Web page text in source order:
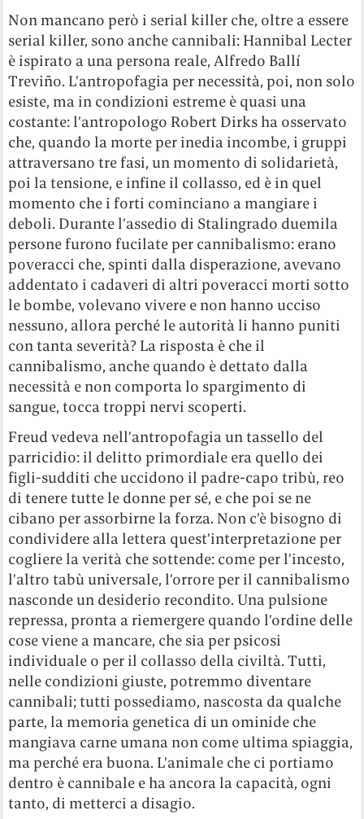
Non mancano però i serial killer che, oltre a essere
serial killer, sono anche cannibali: Hannibal Lecter
è ispirato a una persona reale, Alfredo Ballí
Treviño. L’antropofagia per necessità, poi, non solo
esiste, ma in condizioni estreme è quasi una
costante: l’antropologo Robert Dirks ha osservato
che, quando la morte per inedia incombe, i gruppi
attraversano tre fasi, un momento di solidarietà,
poi la tensione, e infine il collasso, ed è in quel
momento che i forti cominciano a mangiare i
deboli. Durante l’assedio di Stalingrado duemila
persone furono fucilate per cannibalismo: erano
poveracci che, spinti dalla disperazione, avevano
addentato i cadaveri di altri poveracci morti sotto
le bombe, volevano vivere e non hanno ucciso
nessuno, allora perché le autorità li hanno puniti
con tanta severità? La risposta è che il
cannibalismo, anche quando è dettato dalla
necessità e non comporta lo spargimento di
sangue, tocca troppi nervi scoperti.
Freud vedeva nell’antropofagia un tassello del
parricidio: il delitto primordiale era quello dei
figli-sudditi che uccidono il padre-capo tribù, reo
di tenere tutte le donne per sé, e che poi se ne
cibano per assorbirne la forza. Non c’è bisogno di
condividere alla lettera quest’interpretazione per
cogliere la verità che sottende: come per l’incesto,
l’altro tabù universale, l’orrore per il cannibalismo
nasconde un desiderio recondito. Una pulsione
repressa, pronta a riemergere quando l’ordine delle
cose viene a mancare, che sia per psicosi
individuale o per il collasso della civiltà. Tutti,
nelle condizioni giuste, potremmo diventare
cannibali; tutti possediamo, nascosta da qualche
parte, la memoria genetica di un ominide che
mangiava carne umana non come ultima spiaggia,
ma perché era buona. L’animale che ci portiamo
dentro è cannibale e ha ancora la capacità, ogni
tanto, di metterci a disagio.